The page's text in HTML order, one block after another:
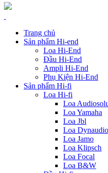
Trang chủ
Sản phẩm Hi-end
Loa Hi-End
Đầu Hi-End
Ampli Hi-End
Phụ Kiện Hi-End
Sản phẩm Hi-fi
Loa Hi-fi
Loa
Loa Yamaha
Loa Jbl
Loa Dynaudio
Loa Jamo
Loa Klipsch
Loa Focal
Loa B&W